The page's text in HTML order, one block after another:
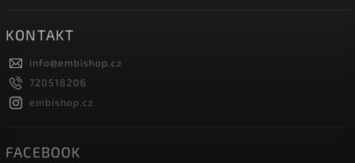
KONTAKT
info@embishop.cz
720518206
embishop.cz
FACEBOOK